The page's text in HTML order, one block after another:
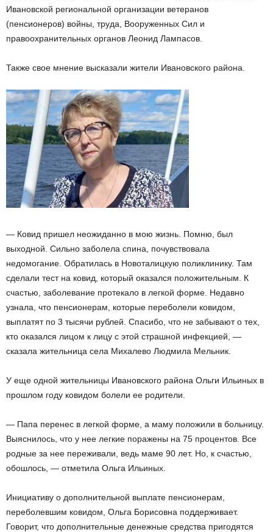
Ивановской региональной организации ветеранов
(пенсионеров) войны, труда, Вооруженных Сил и
правоохранительных органов Леонид Лампасов.
Также свое мнение высказали жители Ивановского района.
— Ковид пришел неожиданно в мою жизнь. Помню, был
выходной. Сильно заболела спина, почувствовала
недомогание. Обратилась в Новоталицкую поликлинику. Там
сделали тест на ковид, который оказался положительным. К
счастью, заболевание протекало в легкой форме. Недавно
узнала, что пенсионерам, которые переболели ковидом,
выплатят по 3 тысячи рублей. Спасибо, что не забывают о тех,
кто оказался лицом к лицу с этой страшной инфекцией, —
сказала жительница села Михалево Людмила Мельник.
У еще одной жительницы Ивановского района Ольги Ильиных в
прошлом году ковидом болели ее родители.
— Папа перенес в легкой форме, а маму положили в больницу.
Выяснилось, что у нее легкие поражены на 75 процентов. Все
родные за нее переживали, ведь маме 90 лет. Но, к счастью,
обошлось, — отметила Ольга Ильиных.
Инициативу о дополнительной выплате пенсионерам,
переболевшим ковидом, Ольга Борисовна поддерживает.
Говорит, что дополнительные денежные средства пригодятся